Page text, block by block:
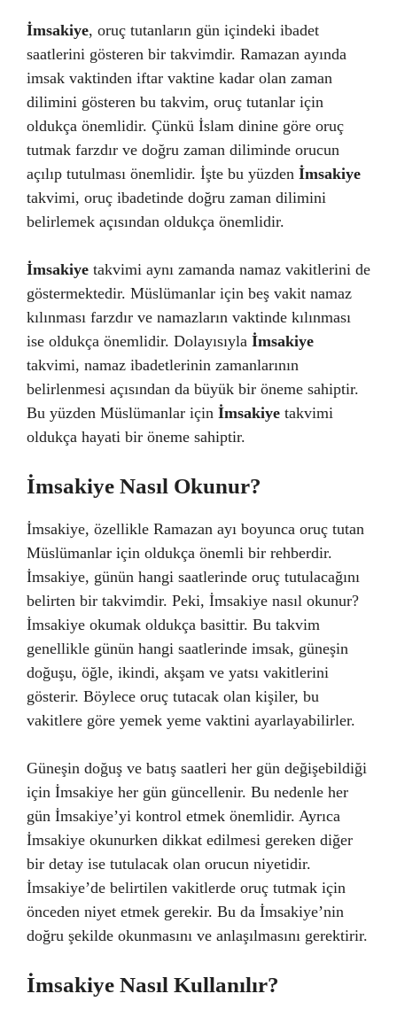
İmsakiye, oruç tutanların gün içindeki ibadet
saatlerini gösteren bir takvimdir. Ramazan ayında
imsak vaktinden iftar vaktine kadar olan zaman
dilimini gösteren bu takvim, oruç tutanlar için
oldukça önemlidir. Çünkü İslam dinine göre oruç
tutmak farzdır ve doğru zaman diliminde orucun
açılıp tutulması önemlidir. İşte bu yüzden İmsakiye
takvimi, oruç ibadetinde doğru zaman dilimini
belirlemek açısından oldukça önemlidir.
İmsakiye takvimi aynı zamanda namaz vakitlerini de
göstermektedir. Müslümanlar için beş vakit namaz
kılınması farzdır ve namazların vaktinde kılınması
ise oldukça önemlidir. Dolayısıyla İmsakiye
takvimi, namaz ibadetlerinin zamanlarının
belirlenmesi açısından da büyük bir öneme sahiptir.
Bu yüzden Müslümanlar için İmsakiye takvimi
oldukça hayati bir öneme sahiptir.
İmsakiye Nasıl Okunur?
İmsakiye, özellikle Ramazan ayı boyunca oruç tutan
Müslümanlar için oldukça önemli bir rehberdir.
İmsakiye, günün hangi saatlerinde oruç tutulacağını
belirten bir takvimdir. Peki, İmsakiye nasıl okunur?
İmsakiye okumak oldukça basittir. Bu takvim
genellikle günün hangi saatlerinde imsak, güneşin
doğuşu, öğle, ikindi, akşam ve yatsı vakitlerini
gösterir. Böylece oruç tutacak olan kişiler, bu
vakitlere göre yemek yeme vaktini ayarlayabilirler.
Güneşin doğuş ve batış saatleri her gün değişebildiği
için İmsakiye her gün güncellenir. Bu nedenle her
gün İmsakiye’yi kontrol etmek önemlidir. Ayrıca
İmsakiye okunurken dikkat edilmesi gereken diğer
bir detay ise tutulacak olan orucun niyetidir.
İmsakiye’de belirtilen vakitlerde oruç tutmak için
önceden niyet etmek gerekir. Bu da İmsakiye’nin
doğru şekilde okunmasını ve anlaşılmasını gerektirir.
İmsakiye Nasıl Kullanılır?